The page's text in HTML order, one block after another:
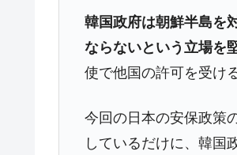
韓国政府は朝鮮半島を
ならないという立場を
使で他国の許可を受け
今回の日本の安保政策
しているだけに、韓国